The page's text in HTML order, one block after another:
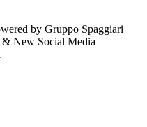
by Gruppo Spaggiari
New Social Media